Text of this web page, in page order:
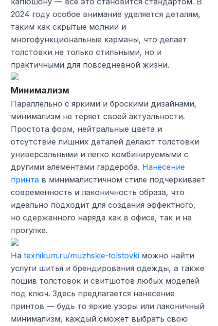
2024 году особое внимание уделяется деталям,
таким как скрытые молнии и
многофункциональные карманы, что делает
толстовки не только стильными, но и
практичными для повседневной жизни.
Минимализм
Параллельно с яркими и броскими дизайнами,
минимализм не теряет своей актуальности.
Простота форм, нейтральные цвета и
отсутствие лишних деталей делают толстовки
универсальными и легко комбинируемыми с
другими элементами гардероба. Нанесение
принта в минималистичном стиле подчеркивает
современность и лаконичность образа, что
идеально подходит для создания эффектного,
но сдержанного наряда как в офисе, так и на
прогулке.
Наtexnikum.ru/muzhskie-tolstovki можно найти
услуги шитья и брендирования одежды, а также
пошив толстовок и свитшотов любых моделей
под ключ. Здесь предлагается нанесение
принтов — будь то яркие узоры или лаконичный
минимализм, каждый сможет выбрать свою